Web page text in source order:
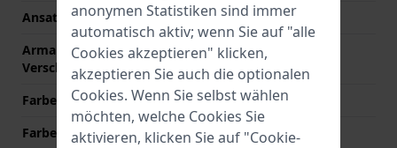
Ansatzbreite
22 mm
Armandbreite am
Verschluß
20 mm
Farbe des Armbands
Schwarz
Farbe der Naht
Weiß
anonymen Statistiken sind immer
automatisch aktiv; wenn Sie auf "alle
Cookies akzeptieren" klicken,
akzeptieren Sie auch die optionalen
Cookies. Wenn Sie selbst wählen
möchten, welche Cookies Sie
aktivieren, klicken Sie auf "Cookie-